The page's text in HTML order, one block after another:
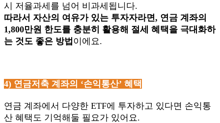
시 저율과세를 넘어 비과세됩니다.
따라서 자산의 여유가 있는 투자자라면, 연금 계좌의
1,800만원 한도를 충분히 활용해 절세 혜택을 극대화하
는 것도 좋은 방법 이에요.
4) 연금저축 계좌의 ‘손익통산’ 혜택
연금 계좌에서 다양한 ETF에 투자하고 있다면 손익통
산 혜택도 기억해둘 필요가 있어요.